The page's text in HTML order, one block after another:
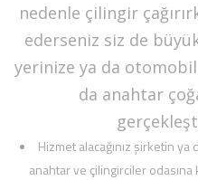
nedenle çilingir
ederseniz siz de
yerinize ya da otomobil
da anahtar
Hizmet alacağınız şirketin
anahtar ve çilingirciler odasına